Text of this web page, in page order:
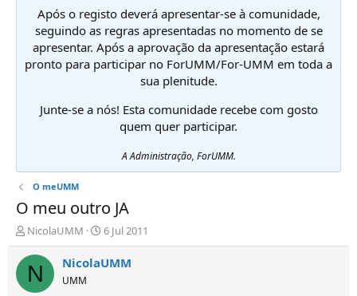
Após o registo deverá apresentar-se à comunidade,
seguindo as regras apresentadas no momento de se
apresentar. Após a aprovação da apresentação estará
pronto para participar no ForUMM/For-UMM em toda a
sua plenitude.
Junte-se a nós! Esta comunidade recebe com gosto
quem quer participar.
A Administração, ForUMM.
O meUMM
O meu outro JA
I
n
i
c
i
NicolaUMM
D
a
t
6 Jul 2011
N NicolaUMM
UMM